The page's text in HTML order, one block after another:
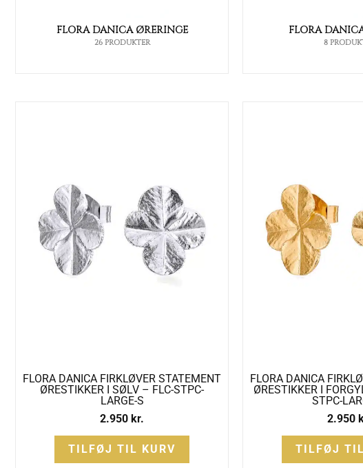
FLORA DANICA ØRERINGE
26 PRODUKTER
FLORA
8
FLORA DANICA FIRKLØVER STATEMENT
ØRESTIKKER I SØLV – FLC-STPC-
LARGE-S
2.950 kr.
TILFØJ TIL KURV
FLORA DANICA
ØRESTIKKER I
STPC-
2.950
TILFØJ